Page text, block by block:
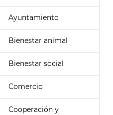
Ayuntamiento
Bienestar animal
Bienestar social
Comercio
Cooperación y